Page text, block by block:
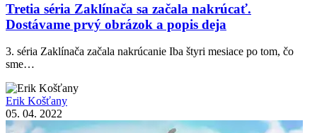
Tretia séria Zaklínača sa začala nakrúcať.
Dostávame prvý obrázok a popis deja
3. séria Zaklínača začala nakrúcanie Iba štyri mesiace po tom, čo
sme…
Erik Košťany
05. 04. 2022